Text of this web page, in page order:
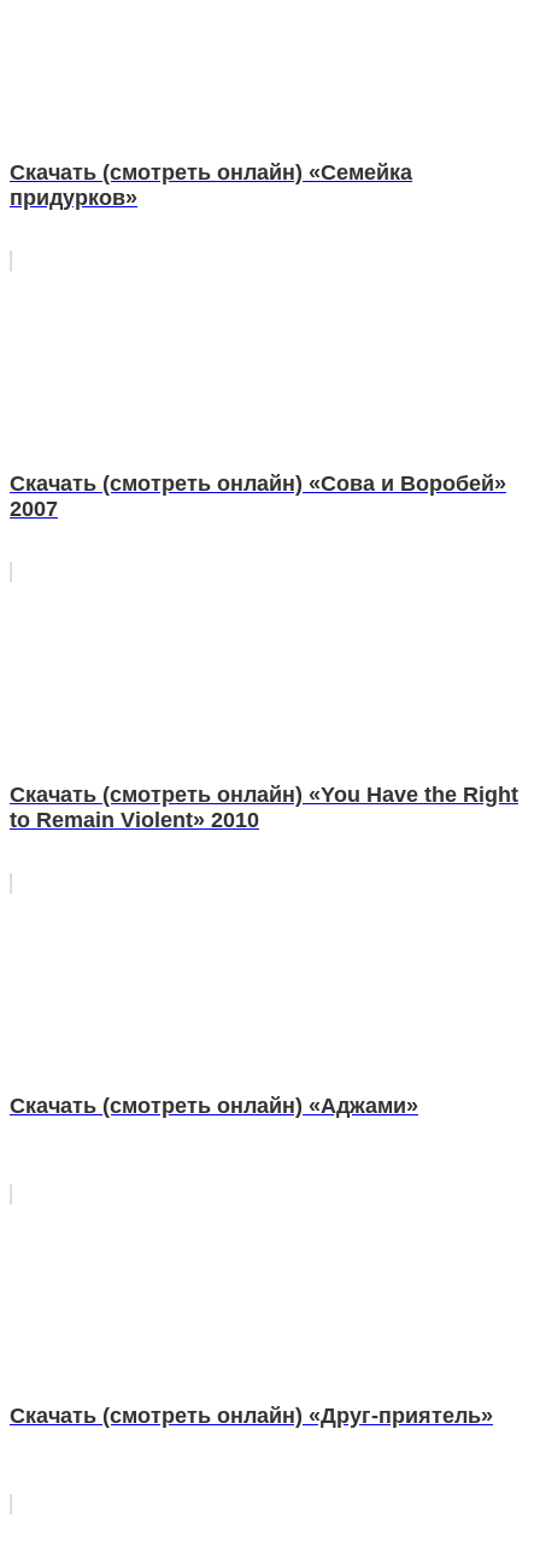
Скачать (смотреть онлайн) «Семейка
придурков»
Скачать (смотреть онлайн) «Сова и Воробей»
2007
Скачать (смотреть онлайн) «You Have the Right
to Remain Violent» 2010
Скачать (смотреть онлайн) «Аджами»
Скачать (смотреть онлайн) «Друг-приятель»